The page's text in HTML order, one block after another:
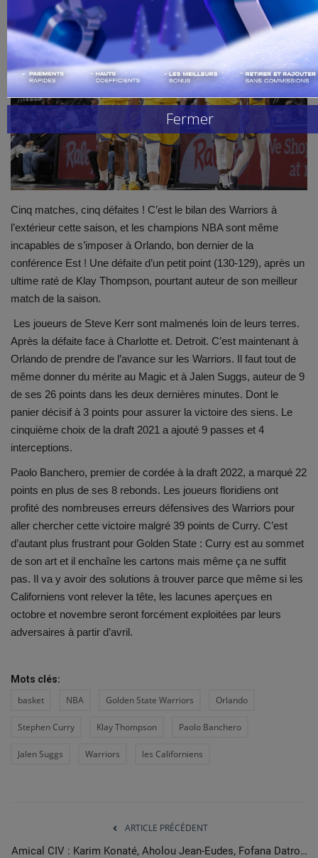
Handball
Buzz de Sport
Combat
Replay
Gallerie
Cinq matches, cinq défaites ! C’est le bilan des Warriors à
l’extérieur cette saison, et les champions NBA sont même
incapables de s’imposer à Orlando, bon dernier de la
conférence Est ! Une défaite d’un petit point (130-129), après un
ultime raté de Klay Thompson, pourtant auteur de son meilleur
match de la saison.
Les joueurs de Steve Kerr sont malmenés loin de leurs terres.
Après la défaite face à Charlotte et. Detroit. C’est maintenant à
Orlando de prendre de l’avance sur les Warriors. Il faut tout de
même donner du mérite au Magic et à Jalen Suggs, auteur de 9
de ses 26 points dans les deux dernières minutes. Dont le
panier décisif à 3 points pour assurer la victoire des siens. Le
cinquième choix de la draft 2021 a ajouté 9 passes et 4
interceptions.
Paolo Banchero, premier de cordée à la draft 2022, a marqué 22
points en plus de ses 8 rebonds. Les joueurs floridiens ont
profité des nombreuses erreurs défensives des Warriors pour
aller chercher cette victoire malgré 39 points de Curry. C’est
d’autant plus frustrant pour Golden State : Curry est au sommet
de son art et il enchaîne les cartons mais même ça ne suffit
pas. Il va y avoir des solutions à trouver parce que même si les
Californiens vont relever la tête, les lacunes aperçues en
octobre et novembre seront forcément exploitées par leurs
adversaires à partir d’avril.
Mots clés:
basket NBA Golden State Warriors Orlando
Stephen Curry Klay Thompson Paolo Banchero
Jalen Suggs Warriors les Californiens
ARTICLE PRÉCÉDENT
Amical CIV : Karim Konaté, Aholou Jean-Eudes, Fofana Datro…
Fermer